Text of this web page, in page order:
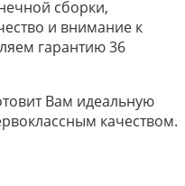
сборки,
и внимание к
гарантию 36
Вам идеальную
качеством.